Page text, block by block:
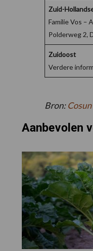
Zuid-
Familie Vos –
Polderweg 2,
Zuidoost
Verdere
Bron:Cosun
Aanbevolen